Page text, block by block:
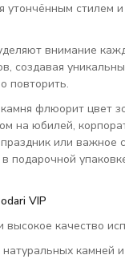
утончённым стилем
внимание
создавая
повторить.
флюорит цвет
на юбилей,
или важное
подарочной
VIP
высокое качество
камней